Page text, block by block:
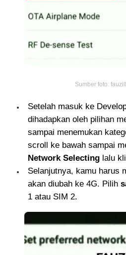
Sumber foto:
Setelah masuk ke
dihadapkan oleh pilihan
sampai menemukan
scroll ke bawah sampai
Network Selecting lalu
Selanjutnya, kamu harus
akan diubah ke 4G. Pilih
1 atau SIM 2.